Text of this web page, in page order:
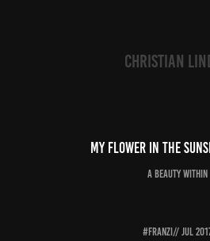
CHRISTIAN
My Flower in the
a beauty within
#Franzi// Jul